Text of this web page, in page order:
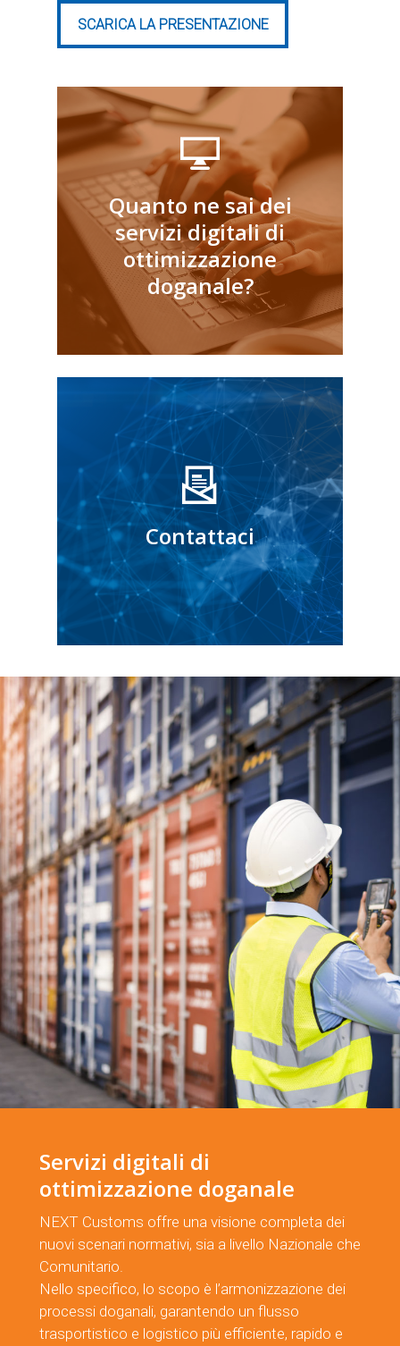
SCARICA LA PRESENTAZIONE
SCARICA LA PRESENTAZIONE
Quanto ne sai dei
servizi digitali di
ottimizzazione
doganale?
Compila il
questionario!
Contattaci
info@nextcustoms.eu
Servizi digitali di
ottimizzazione doganale
NEXT Customs offre una visione completa dei
nuovi scenari normativi, sia a livello Nazionale che
Comunitario.
Nello specifico, lo scopo è l’armonizzazione dei
processi doganali, garantendo un flusso
trasportistico e logistico più efficiente, rapido e